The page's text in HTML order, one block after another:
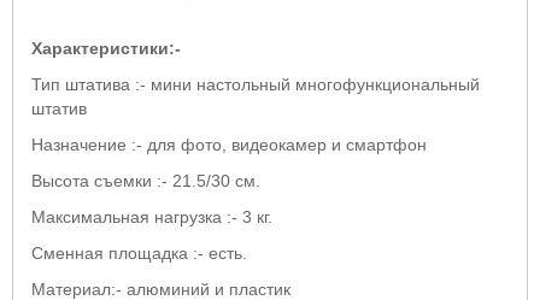
Характеристики:-
Тип штатива :- мини настольный многофункциональный
штатив
Назначение :- для фото, видеокамер и смартфон
Высота съемки :- 21.5/30 см.
Максимальная нагрузка :- 3 кг.
Сменная площадка :- есть.
Материал:- алюминий и пластик